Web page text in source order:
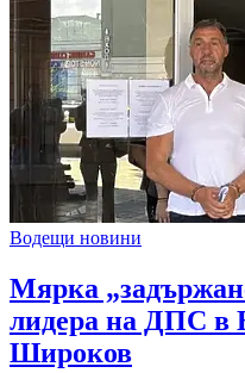
Водещи новини
Мярка
лидера на ДПС в
Широков